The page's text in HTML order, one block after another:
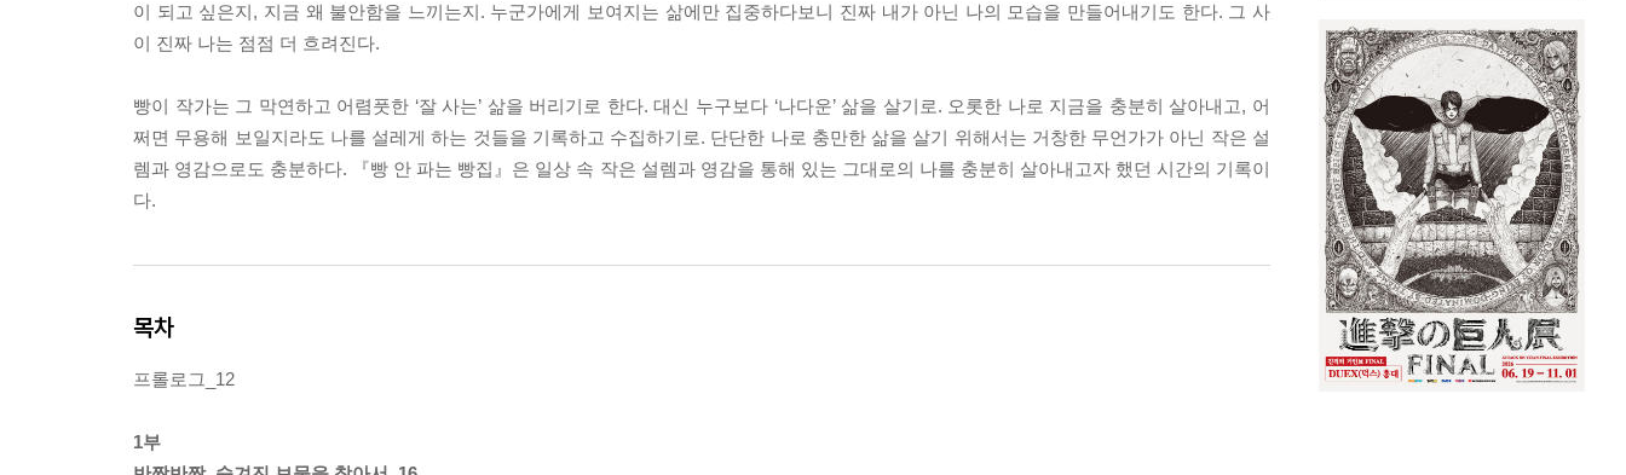
이 되고 싶은지, 지금 왜 불안함을 느끼는지. 누군가에게 보여지는 삶에만 집중하다보니 진짜 내가 아닌 나의 모습을 만들어내기도 한다. 그 사
이 진짜 나는 점점 더 흐려진다.
빵이 작가는 그 막연하고 어렴풋한 ‘잘 사는’ 삶을 버리기로 한다. 대신 누구보다 ‘나다운’ 삶을 살기로. 오롯한 나로 지금을 충분히 살아내고, 어
쩌면 무용해 보일지라도 나를 설레게 하는 것들을 기록하고 수집하기로. 단단한 나로 충만한 삶을 살기 위해서는 거창한 무언가가 아닌 작은 설
렘과 영감으로도 충분하다. 『빵 안 파는 빵집』은 일상 속 작은 설렘과 영감을 통해 있는 그대로의 나를 충분히 살아내고자 했던 시간의 기록이
다.
목차
프롤로그_12
1부